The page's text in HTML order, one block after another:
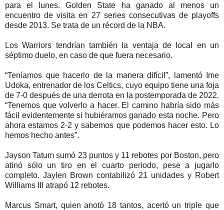
para el lunes. Golden State ha ganado al menos un
encuentro de visita en 27 series consecutivas de playoffs
desde 2013. Se trata de un récord de la NBA.
Los Warriors tendrían también la ventaja de local en un
séptimo duelo, en caso de que fuera necesario.
“Teníamos que hacerlo de la manera difícil”, lamentó Ime
Udoka, entrenador de los Celtics, cuyo equipo tiene una foja
de 7-0 después de una derrota en la postemporada de 2022.
“Tenemos que volverlo a hacer. El camino habría sido más
fácil evidentemente si hubiéramos ganado esta noche. Pero
ahora estamos 2-2 y sabemos que podemos hacer esto. Lo
hemos hecho antes”.
Jayson Tatum sumó 23 puntos y 11 rebotes por Boston, pero
atinó sólo un tiro en el cuarto periodo, pese a jugarlo
completo. Jaylen Brown contabilizó 21 unidades y Robert
Williams III atrapó 12 rebotes.
Marcus Smart, quien anotó 18 tantos, acertó un triple que